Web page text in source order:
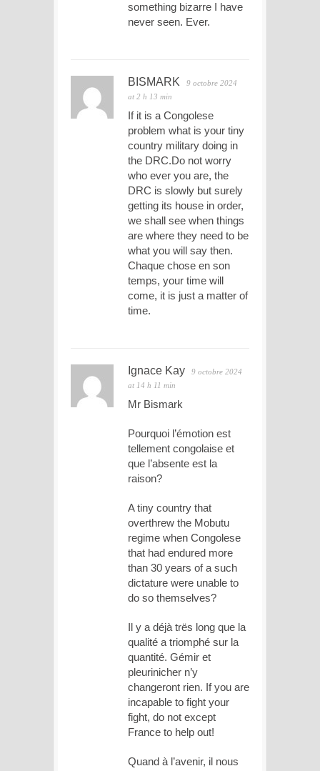
something bizarre I have
never seen. Ever.
BISMARK
9 octobre 2024
at 2 h 13 min
If it is a Congolese
problem what is your tiny
country military doing in
the DRC.Do not worry
who ever you are, the
DRC is slowly but surely
getting its house in order,
we shall see when things
are where they need to be
what you will say then.
Chaque chose en son
temps, your time will
come, it is just a matter of
time.
Ignace Kay
9 octobre 2024
at 14 h 11 min
Mr Bismark
Pourquoi l’émotion est
tellement congolaise et
que l’absente est la
raison?
A tiny country that
overthrew the Mobutu
regime when Congolese
that had endured more
than 30 years of a such
dictature were unable to
do so themselves?
Il y a déjà trës long que la
qualité a triomphé sur la
quantité. Gémir et
pleurinicher n’y
changeront rien. If you are
incapable to fight your
fight, do not except
France to help out!
Quand à l’avenir, il nous